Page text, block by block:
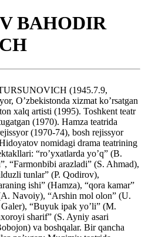
BAHODIR
(1945.7.9,
O’zbekistonda xizmat ko’rsatgan
xalq artisti (1995). Toshkent teatr
(1970). Hamza teatrida
(1970-74), bosh rejissyor
nomidagi drama teatrining
“ro’yxatlarda yo’q” (B.
“Farmonbibi arazladi” (S. Ahmad),
tunlar” (P. Qodirov),
ishi” (Hamza), “qora kamar”
Navoiy), “Arshin mol olon” (U.
“Buyuk ipak yo’li” (M.
sharif” (S. Ayniy asari
va boshqalar. Bir qancha